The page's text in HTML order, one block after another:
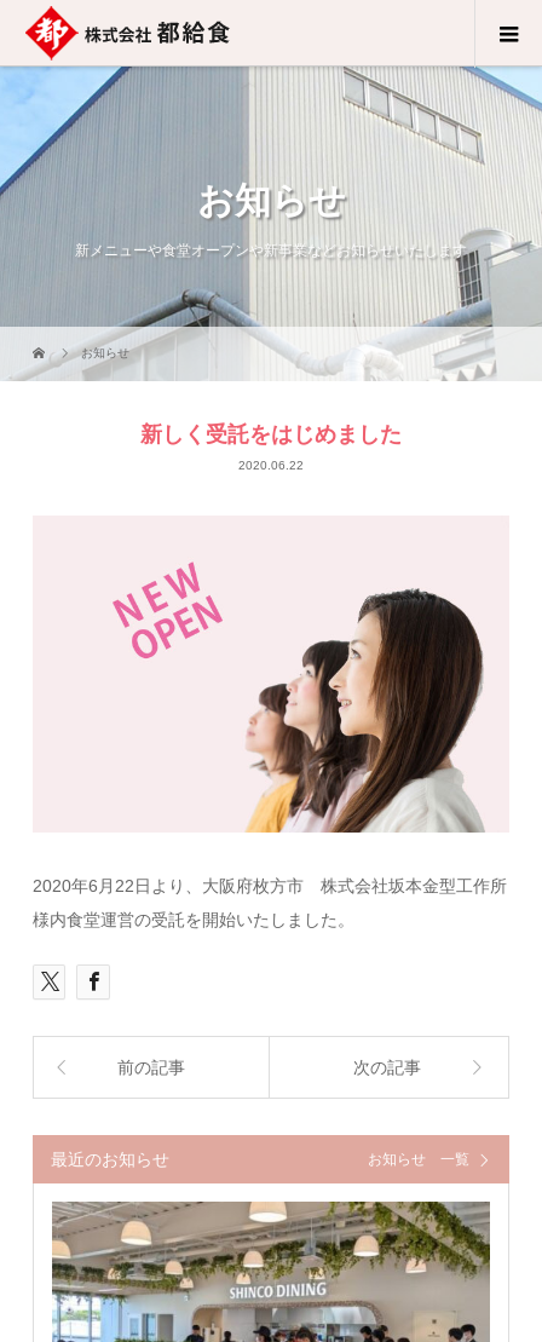
お知らせ
新メニューや食堂オープンや新事業などお知らせいたします
お知らせ
新しく受託をはじめました
2020.06.22
2020年6月22日より、大阪府枚方市 株式会社坂本金型工作所
様内食堂運営の受託を開始いたしました。
前の記事 次の記事
最近のお知らせ お知らせ 一覧